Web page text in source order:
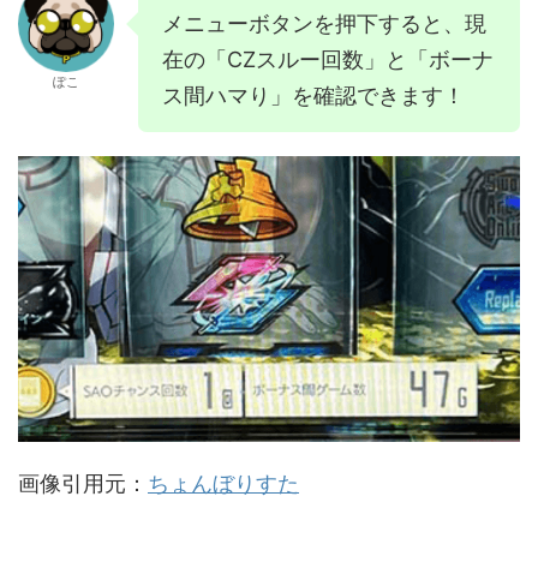
ぽこ
メニューボタンを押下すると、現
在の「CZスルー回数」と「ボーナ
ス間ハマり」を確認できます！
画像引用元： ちょんぼりすた